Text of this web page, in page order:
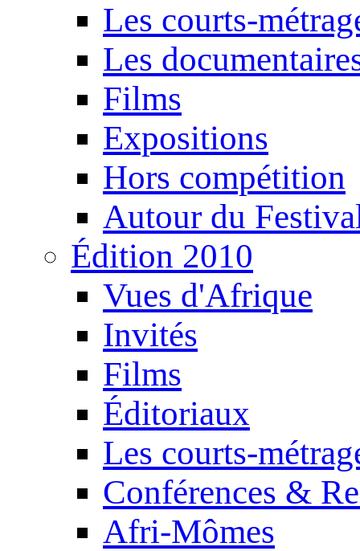
Les courts-
Les
Films
Expositions
Hors compétition
Autour du
Édition 2010
Vues d'Afrique
Invités
Films
Éditoriaux
Les courts-
Conférences &
Afri-Mômes